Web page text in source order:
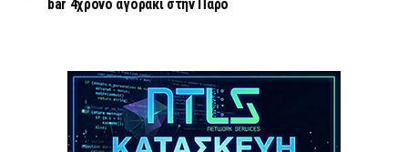
bar 4χρονο αγοράκι στην Πάρο